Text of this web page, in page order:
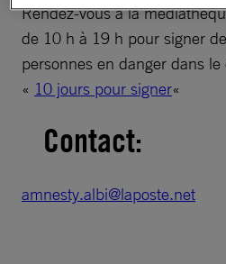
Rendez-vous à la
de 10 h à 19 h pour signer
personnes en danger dans
« 10 jours pour signer«
Contact:
amnesty.albi@laposte.net